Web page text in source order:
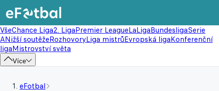
VšeChance Liga2. LigaPremier LeagueLaLigaBundesligaSerie
ANižší soutěžeRozhovoryLiga mistrůEvropská ligaKonferenční
ligaMistrovství světa
Více
eFotbal